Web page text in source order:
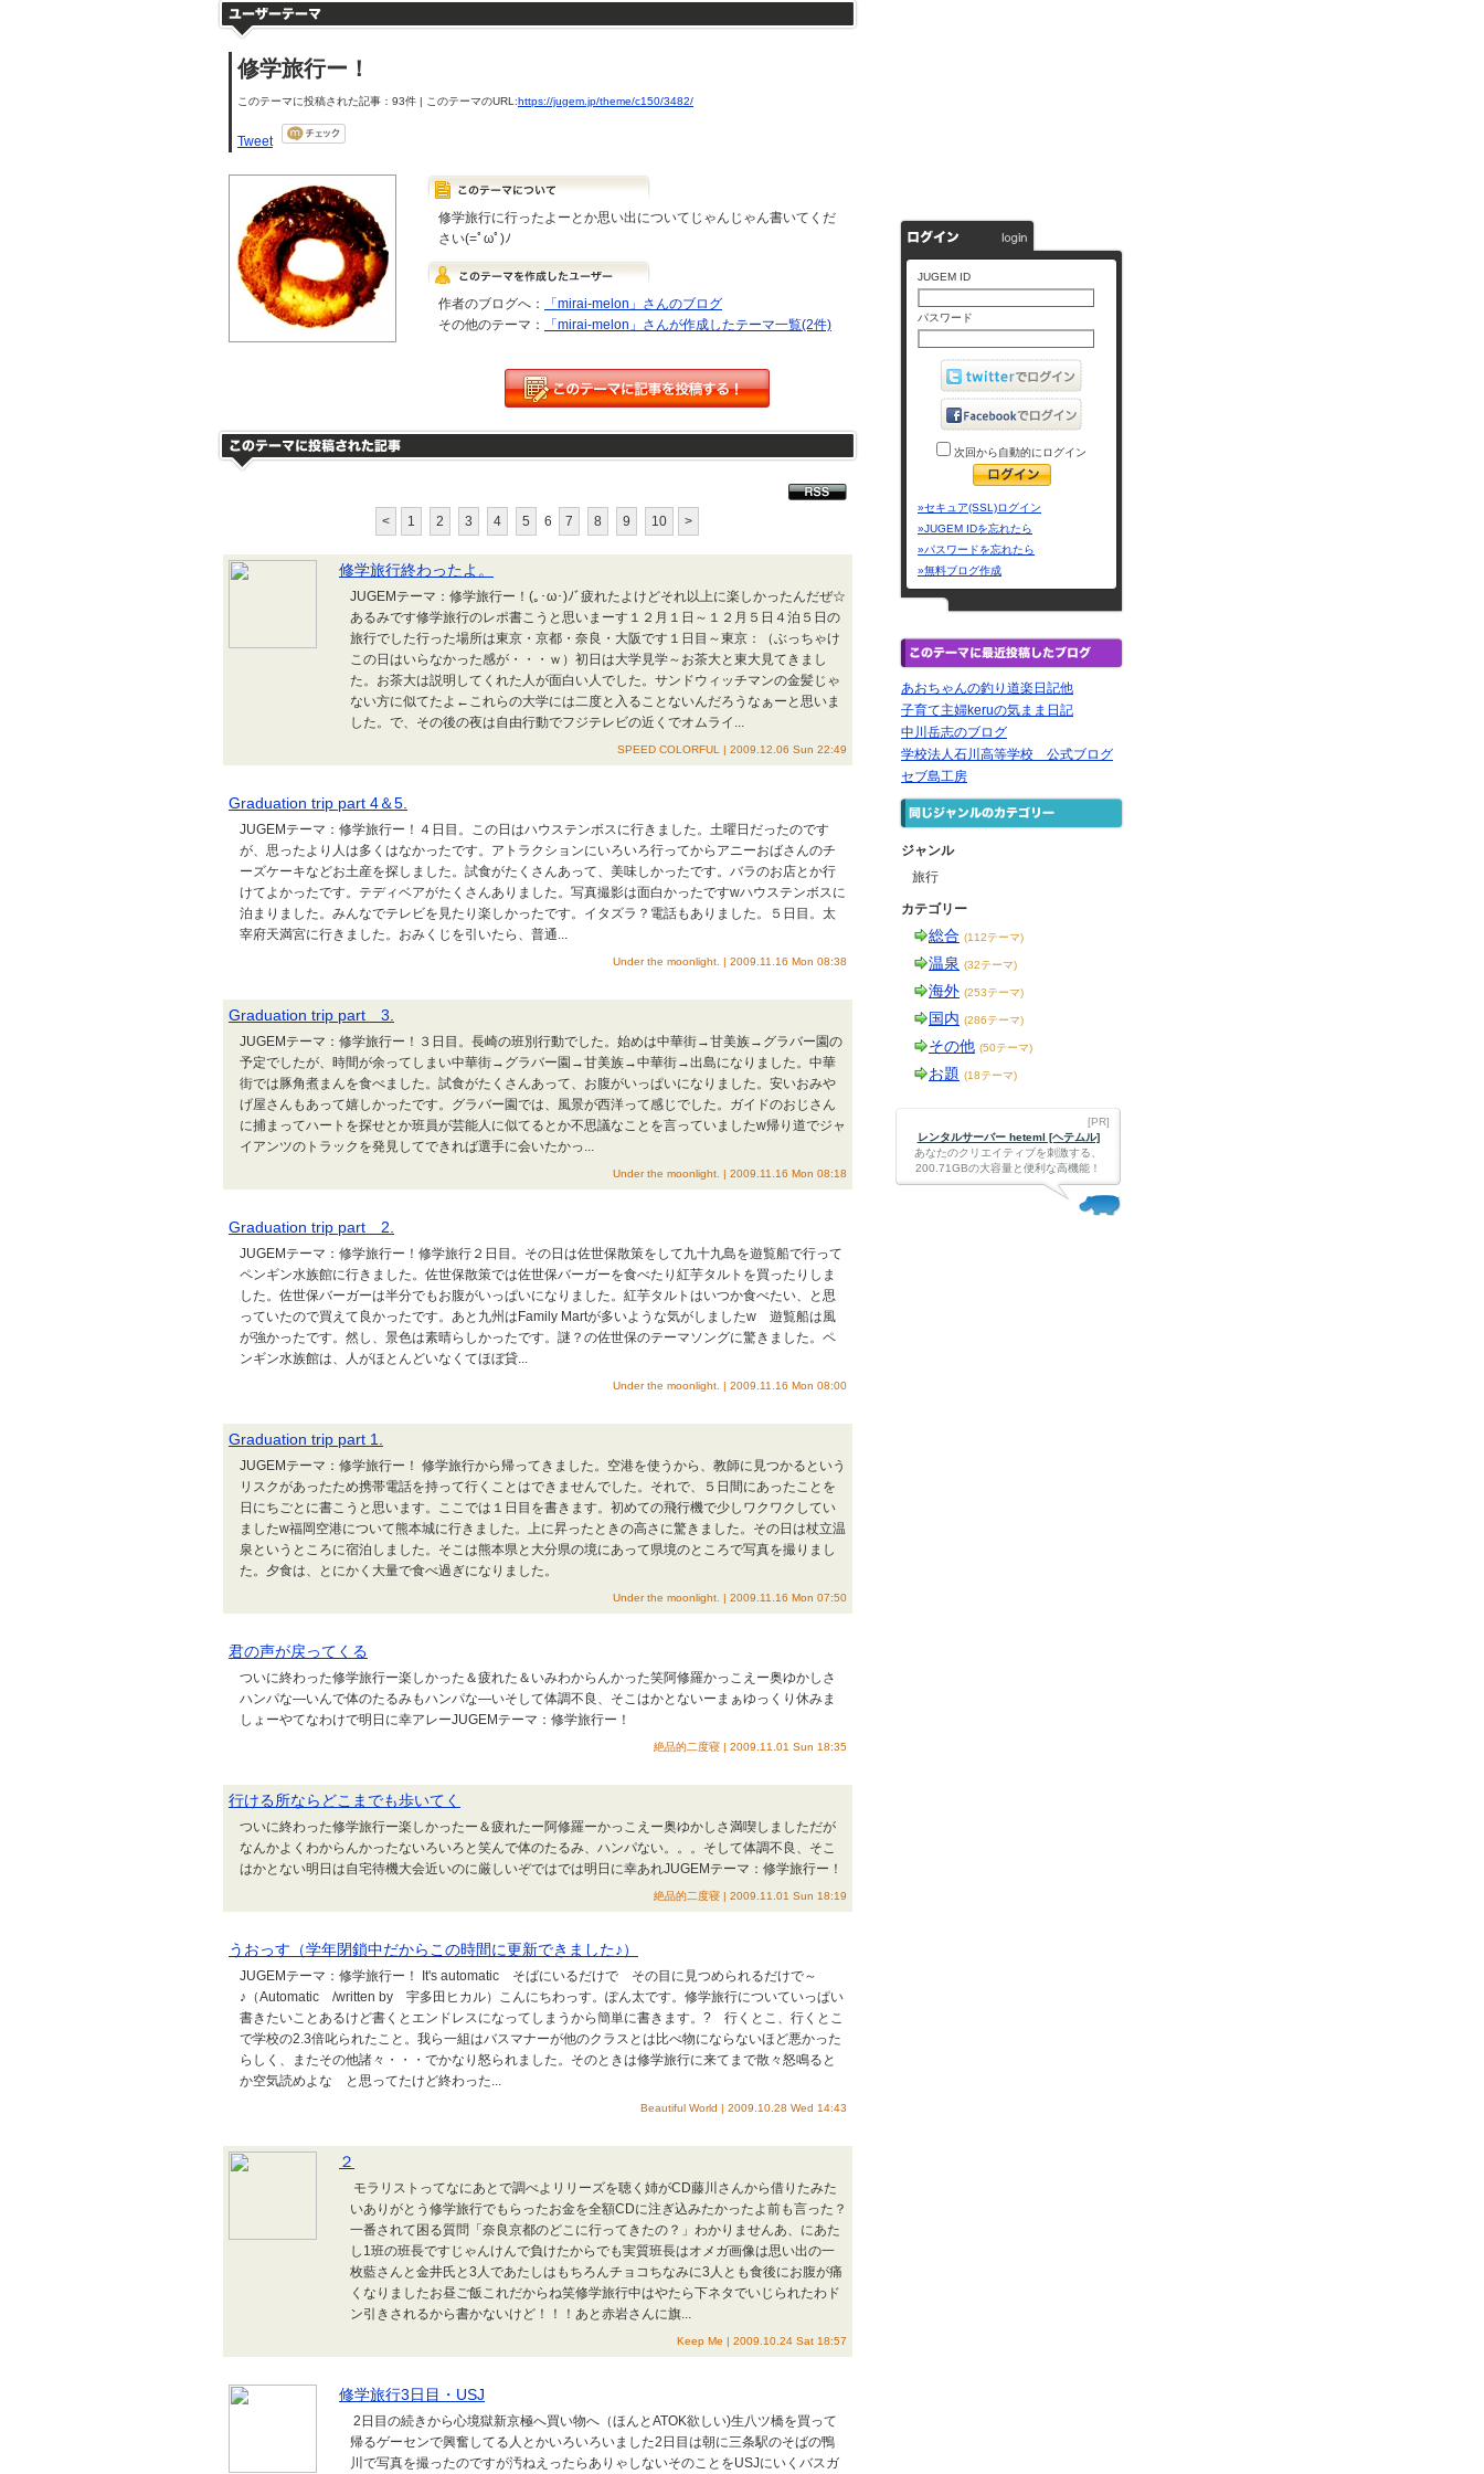
修学旅行ー！
このテーマに投稿された記事：93件 | このテーマのURL:https://jugem.jp/theme/c150/3482/
Tweet
修学旅行に行ったよーとか思い出についてじゃんじゃん書いてくだ
さい(=ﾟωﾟ)ﾉ
作者のブログへ：
「mirai-melon」さんのブログ
その他のテーマ：
「mirai-melon」さんが作成したテーマ一覧(2件)
< 1 2 3 4 5 6 7 8 9 10 >
修学旅行終わったよ。
JUGEMテーマ：修学旅行ー！(｡･ω･)ﾉﾞ疲れたよけどそれ以上に楽しかったんだぜ☆
あるみです修学旅行のレポ書こうと思いまーす１２月１日～１２月５日４泊５日の
旅行でした行った場所は東京・京都・奈良・大阪です１日目～東京：（ぶっちゃけ
この日はいらなかった感が・・・ｗ）初日は大学見学～お茶大と東大見てきまし
た。お茶大は説明してくれた人が面白い人でした。サンドウィッチマンの金髪じゃ
ない方に似てたよ←これらの大学には二度と入ることないんだろうなぁーと思いま
した。で、その後の夜は自由行動でフジテレビの近くでオムライ...
SPEED COLORFUL | 2009.12.06 Sun 22:49
Graduation trip part 4＆5.
JUGEMテーマ：修学旅行ー！４日目。この日はハウステンボスに行きました。土曜日だったのです
が、思ったより人は多くはなかったです。アトラクションにいろいろ行ってからアニーおばさんのチ
ーズケーキなどお土産を探しました。試食がたくさんあって、美味しかったです。バラのお店とか行
けてよかったです。テディベアがたくさんありました。写真撮影は面白かったですwハウステンボスに
泊まりました。みんなでテレビを見たり楽しかったです。イタズラ？電話もありました。５日目。太
宰府天満宮に行きました。おみくじを引いたら、普通...
Under the moonlight. | 2009.11.16 Mon 08:38
Graduation trip part 3.
JUGEMテーマ：修学旅行ー！３日目。長崎の班別行動でした。始めは中華街→甘美族→グラバー園の
予定でしたが、時間が余ってしまい中華街→グラバー園→甘美族→中華街→出島になりました。中華
街では豚角煮まんを食べました。試食がたくさんあって、お腹がいっぱいになりました。安いおみや
げ屋さんもあって嬉しかったです。グラバー園では、風景が西洋って感じでした。ガイドのおじさん
に捕まってハートを探せとか班員が芸能人に似てるとか不思議なことを言っていましたw帰り道でジャ
イアンツのトラックを発見してできれば選手に会いたかっ...
Under the moonlight. | 2009.11.16 Mon 08:18
Graduation trip part 2.
JUGEMテーマ：修学旅行ー！修学旅行２日目。その日は佐世保散策をして九十九島を遊覧船で行って
ペンギン水族館に行きました。佐世保散策では佐世保バーガーを食べたり紅芋タルトを買ったりしま
した。佐世保バーガーは半分でもお腹がいっぱいになりました。紅芋タルトはいつか食べたい、と思
っていたので買えて良かったです。あと九州はFamily Martが多いような気がしましたw 遊覧船は風
が強かったです。然し、景色は素晴らしかったです。謎？の佐世保のテーマソングに驚きました。ペ
ンギン水族館は、人がほとんどいなくてほぼ貸...
Under the moonlight. | 2009.11.16 Mon 08:00
Graduation trip part 1.
JUGEMテーマ：修学旅行ー！ 修学旅行から帰ってきました。空港を使うから、教師に見つかるという
リスクがあったため携帯電話を持って行くことはできませんでした。それで、５日間にあったことを
日にちごとに書こうと思います。ここでは１日目を書きます。初めての飛行機で少しワクワクしてい
ましたw福岡空港について熊本城に行きました。上に昇ったときの高さに驚きました。その日は杖立温
泉というところに宿泊しました。そこは熊本県と大分県の境にあって県境のところで写真を撮りまし
た。夕食は、とにかく大量で食べ過ぎになりました。
Under the moonlight. | 2009.11.16 Mon 07:50
君の声が戻ってくる
ついに終わった修学旅行ー楽しかった＆疲れた＆いみわからんかった笑阿修羅かっこえー奥ゆかしさ
ハンパな―いんで体のたるみもハンパな―いそして体調不良、そこはかとないーまぁゆっくり休みま
しょーやてなわけで明日に幸アレーJUGEMテーマ：修学旅行ー！
絶品的二度寝 | 2009.11.01 Sun 18:35
行ける所ならどこまでも歩いてく
ついに終わった修学旅行ー楽しかったー＆疲れたー阿修羅ーかっこえー奥ゆかしさ満喫しましただが
なんかよくわからんかったないろいろと笑んで体のたるみ、ハンパない。。。そして体調不良、そこ
はかとない明日は自宅待機大会近いのに厳しいぞではでは明日に幸あれJUGEMテーマ：修学旅行ー！
絶品的二度寝 | 2009.11.01 Sun 18:19
うおっす（学年閉鎖中だからこの時間に更新できました♪）
JUGEMテーマ：修学旅行ー！ It's automatic そばにいるだけで その目に見つめられるだけで～
♪（Automatic /written by 宇多田ヒカル）こんにちわっす。ぽん太です。修学旅行についていっぱい
書きたいことあるけど書くとエンドレスになってしまうから簡単に書きます。? 行くとこ、行くとこ
で学校の2.3倍叱られたこと。我ら一組はバスマナーが他のクラスとは比べ物にならないほど悪かった
らしく、またその他諸々・・・でかなり怒られました。そのときは修学旅行に来てまで散々怒鳴ると
か空気読めよな と思ってたけど終わった...
Beautiful World | 2009.10.28 Wed 14:43
２
モラリストってなにあとで調べよリリーズを聴く姉がCD藤川さんから借りたみた
いありがとう修学旅行でもらったお金を全額CDに注ぎ込みたかったよ前も言った？
一番されて困る質問「奈良京都のどこに行ってきたの？」わかりませんあ、にあた
し1班の班長ですじゃんけんで負けたからでも実質班長はオメガ画像は思い出の一
枚藍さんと金井氏と3人であたしはもちろんチョコちなみに3人とも食後にお腹が痛
くなりましたお昼ご飯これだからね笑修学旅行中はやたら下ネタでいじられたわド
ン引きされるから書かないけど！！！あと赤岩さんに旗...
Keep Me | 2009.10.24 Sat 18:57
修学旅行3日目・USJ
2日目の続きから心境獄新京極へ買い物へ（ほんとATOK欲しい)生八ツ橋を買って
帰るゲーセンで興奮してる人とかいろいろいました2日目は朝に三条駅のそばの鴨
川で写真を撮ったのですが汚ねえったらありゃしないそのことをUSJにいくバスガ
JUGEM ID
パスワード
次回から自動的にログイン
»セキュア(SSL)ログイン
»JUGEM IDを忘れたら
»パスワードを忘れたら
»無料ブログ作成
あおちゃんの釣り道楽日記他
子育て主婦keruの気まま日記
中川岳志のブログ
学校法人石川高等学校 公式ブログ
セブ島工房
ジャンル
旅行
カテゴリー
総合 (112テーマ)
温泉 (32テーマ)
海外 (253テーマ)
国内 (286テーマ)
その他 (50テーマ)
お題 (18テーマ)
[PR]
レンタルサーバー heteml [ヘテムル]
あなたのクリエイティブを刺激する、
200.71GBの大容量と便利な高機能！